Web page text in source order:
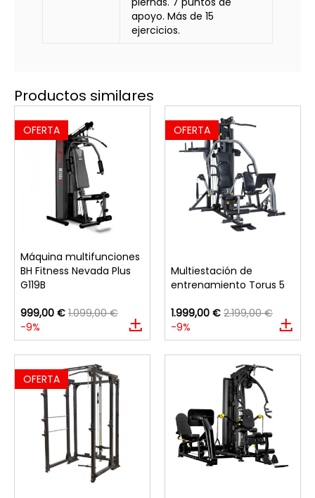
apoyo. Más de 15
ejercicios.
Productos similares
OFERTA
Máquina multifunciones
BH Fitness Nevada Plus
G119B
999,00 € 1.099,00 €
-9%
OFERTA
Multiestación de
entrenamiento Torus 5
1.999,00 € 2.199,00 €
-9%
OFERTA